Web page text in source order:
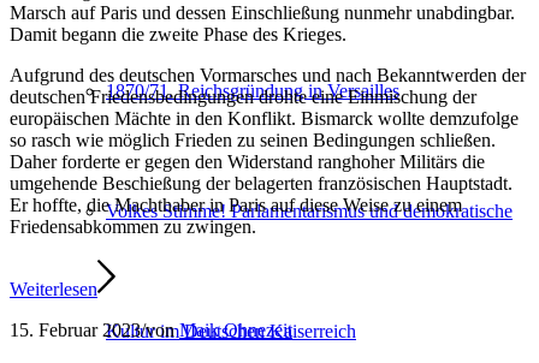
1870/71. Reichsgründung in Versailles
Volkes Stimme! Parlamentarismus und demokratische
Kultur im Deutschen Kaiserreich
Marsch auf Paris und dessen Einschließung nunmehr unabdingbar.
Damit begann die zweite Phase des Krieges.
Aufgrund des deutschen Vormarsches und nach Bekanntwerden der
deutschen Friedensbedingungen drohte eine Einmischung der
europäischen Mächte in den Konflikt. Bismarck wollte demzufolge
so rasch wie möglich Frieden zu seinen Bedingungen schließen.
Daher forderte er gegen den Widerstand ranghoher Militärs die
umgehende Beschießung der belagerten französischen Hauptstadt.
Er hoffte, die Machthaber in Paris auf diese Weise zu einem
Friedensabkommen zu zwingen.
Weiterlesen
15. Februar 2023/vonMaik Ohnezeit